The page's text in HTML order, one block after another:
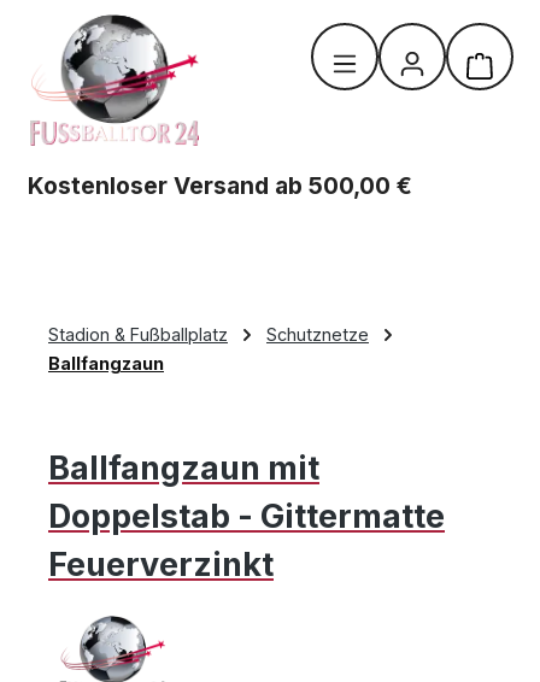
Zum Hauptinhalt springen
Kostenloser Versand ab 500,00 €
Stadion & Fußballplatz
Schutznetze
Ballfangzaun
Ballfangzaun mit
Doppelstab - Gittermatte
Feuerverzinkt